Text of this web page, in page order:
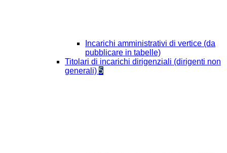
Incarichi amministrativi di vertice (da
pubblicare in tabelle)
Titolari di incarichi dirigenziali (dirigenti non
generali) 5